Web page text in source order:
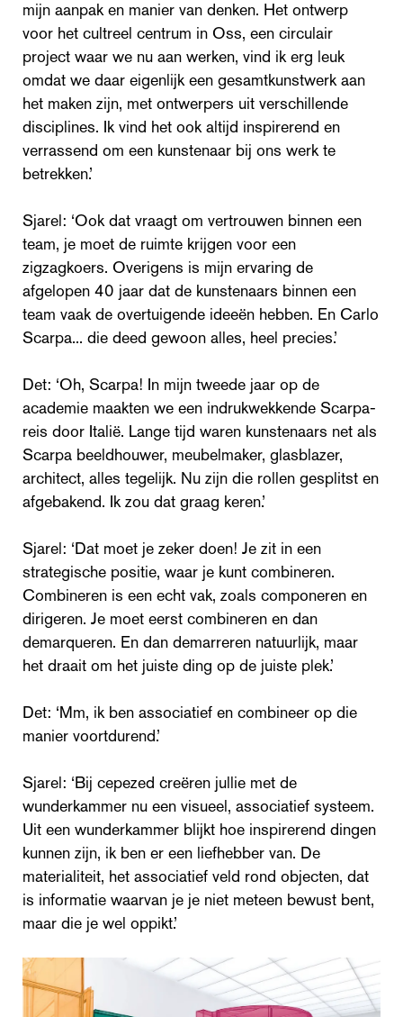
mijn aanpak en manier van denken. Het ontwerp
voor het cultreel centrum in Oss, een circulair
project waar we nu aan werken, vind ik erg leuk
omdat we daar eigenlijk een gesamtkunstwerk aan
het maken zijn, met ontwerpers uit verschillende
disciplines. Ik vind het ook altijd inspirerend en
verrassend om een kunstenaar bij ons werk te
betrekken.’
Sjarel: ‘Ook dat vraagt om vertrouwen binnen een
team, je moet de ruimte krijgen voor een
zigzagkoers. Overigens is mijn ervaring de
afgelopen 40 jaar dat de kunstenaars binnen een
team vaak de overtuigende ideeën hebben. En Carlo
Scarpa... die deed gewoon alles, heel precies.’
Det: ‘Oh, Scarpa! In mijn tweede jaar op de
academie maakten we een indrukwekkende Scarpa-
reis door Italië. Lange tijd waren kunstenaars net als
Scarpa beeldhouwer, meubelmaker, glasblazer,
architect, alles tegelijk. Nu zijn die rollen gesplitst en
afgebakend. Ik zou dat graag keren.’
Sjarel: ‘Dat moet je zeker doen! Je zit in een
strategische positie, waar je kunt combineren.
Combineren is een echt vak, zoals componeren en
dirigeren. Je moet eerst combineren en dan
demarqueren. En dan demarreren natuurlijk, maar
het draait om het juiste ding op de juiste plek.’
Det: ‘Mm, ik ben associatief en combineer op die
manier voortdurend.’
Sjarel: ‘Bij cepezed creëren jullie met de
wunderkammer nu een visueel, associatief systeem.
Uit een wunderkammer blijkt hoe inspirerend dingen
kunnen zijn, ik ben er een liefhebber van. De
materialiteit, het associatief veld rond objecten, dat
is informatie waarvan je je niet meteen bewust bent,
maar die je wel oppikt.’